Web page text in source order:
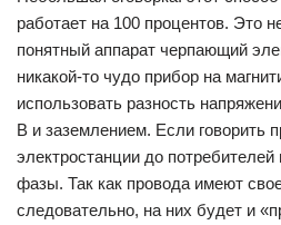
работает на 100 процентов. Это
понятный аппарат черпающий
никакой-то чудо прибор на
использовать разность
В и заземлением. Если говорить
электростанции до
фазы. Так как провода имеют
следовательно, на них будет и